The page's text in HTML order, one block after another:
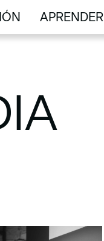
APRENDER
APRENDER